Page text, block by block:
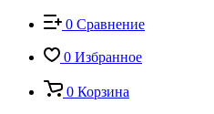
0 Сравнение
0 Избранное
0 Корзина